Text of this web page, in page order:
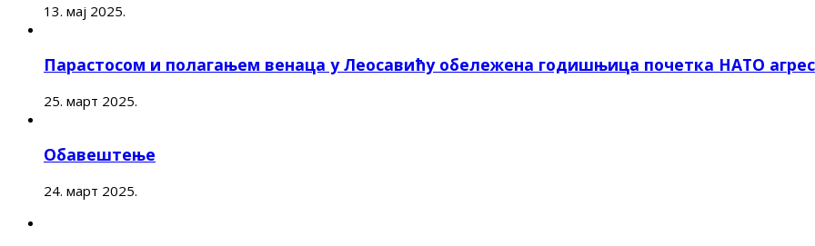
13. мај 2025.
Парастосом и полагањем венаца у Леосавићу обележена годишњица почетка НАТО
25. март 2025.
Обавештење
24. март 2025.